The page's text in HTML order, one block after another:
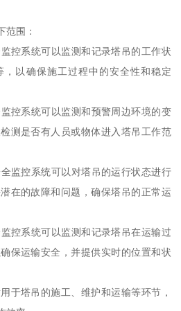
范围：
控系统可以监测和记录塔吊的工作状
，以确保施工过程中的安全性和稳定
控系统可以监测和预警周边环境的变
测是否有人员或物体进入塔吊工作范
监控系统可以对塔吊的运行状态进行
在的故障和问题，确保塔吊的正常运
控系统可以监测和记录塔吊在运输过
保运输安全，并提供实时的位置和状
于塔吊的施工、维护和运输等环节，